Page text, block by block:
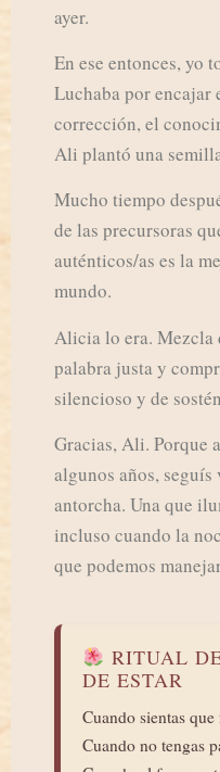
ayer.
En ese entonces, yo
Luchaba por encajar
corrección, el
Ali plantó una
Mucho tiempo
de las precursoras
auténticos/as es la
mundo.
Alicia lo era. Mezcla
palabra justa y
silencioso y de
Gracias, Ali. Porque
algunos años,
antorcha. Una que
incluso cuando la
que podemos
RITUAL
DE ESTAR
Cuando sientas que
Cuando no tengas